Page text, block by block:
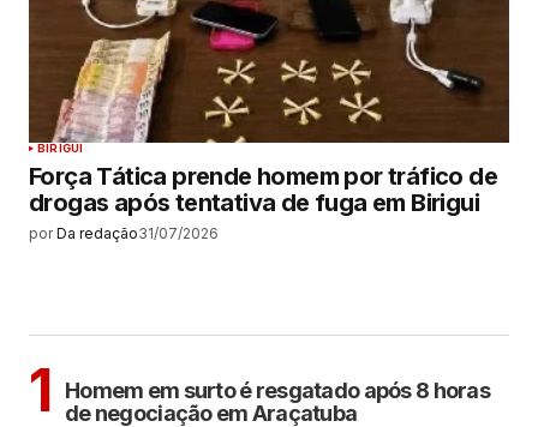
BIRIGUI
Força Tática prende homem por tráfico de
drogas após tentativa de fuga em Birigui
por Da redação31/07/2026
1
Homem em surto é resgatado após 8 horas
de negociação em Araçatuba